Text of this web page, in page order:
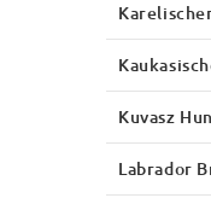
Kuvasz
Labrador